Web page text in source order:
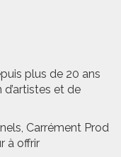
plus de 20 ans
et de
Carrément Prod
à offrir